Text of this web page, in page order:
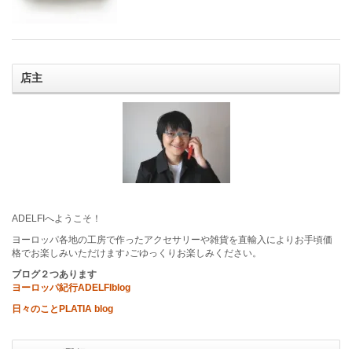
店主
ADELFIへようこそ！
ヨーロッパ各地の工房で作ったアクセサリーや雑貨を直輸入によりお手頃価
格でお楽しみいただけます♪ごゆっくりお楽しみください。
ブログ２つあります
ヨーロッパ紀行ADELFIblog
日々のことPLATIA blog